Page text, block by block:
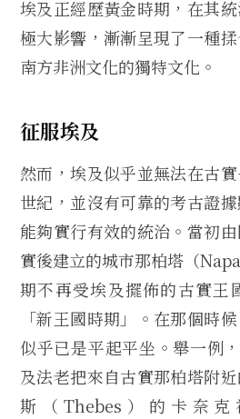
埃及正經歷黃金時期，在其
極大影響，漸漸呈現了一種
南方非洲文化的獨特文化。
征服埃及
然而，埃及似乎並無法在古
世紀，並沒有可靠的考古證
能夠實行有效的統治。當初
實後建立的城市那柏塔（
期不再受埃及擺佈的古實王
「新王國時期」。在那個時
似乎已是平起平坐。舉一例
及法老把來自古實那柏塔附
斯（Thebes）的卡奈